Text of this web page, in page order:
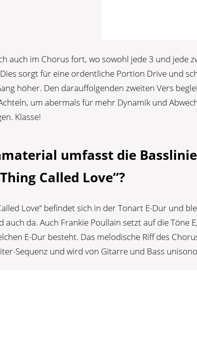
auch im Chorus fort, wo sowohl jede 3 und jede
sorgt für eine ordentliche Portion Drive und
höher. Den darauffolgenden zweiten Vers
um abermals für mehr Dynamik und
Klasse!
umfasst die
Called Love“?
Love“ befindet sich in der Tonart E-Dur und
auch da. Auch Frankie Poullain setzt auf die Töne
E-Dur besteht. Das melodische Riff des
Sequenz und wird von Gitarre und Bass